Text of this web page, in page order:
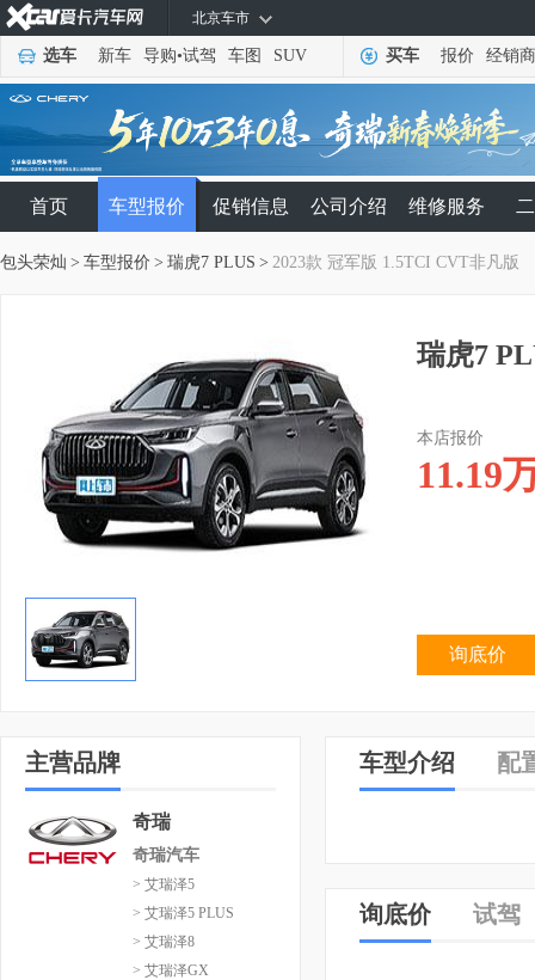
北京车市
选车 新车 导购•试驾 车图 SUV 买车 报价 经销商
首页 车型报价 促销信息 公司介绍 维修服务
包头荣灿 > 车型报价 > 瑞虎7 PLUS > 2023款 冠军版 1.5TCI CVT非凡版
瑞虎7
本店报价
11.19
询底价
主营品牌
奇瑞
奇瑞汽车
> 艾瑞泽5
> 艾瑞泽5 PLUS
> 艾瑞泽8
> 艾瑞泽GX
车型介绍 配
询底价 试驾